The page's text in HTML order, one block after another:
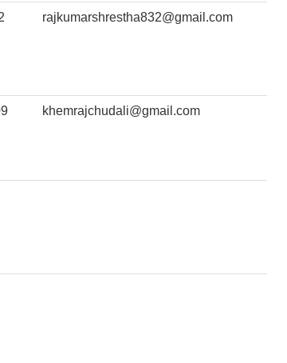
rajkumarshrestha832@gmail.com
khemrajchudali@gmail.com